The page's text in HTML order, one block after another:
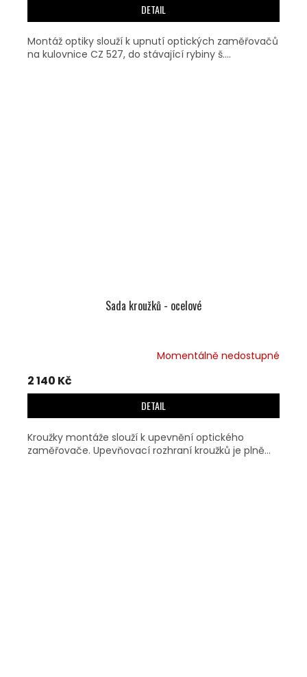
DETAIL
Montáž optiky slouží k upnutí optických zaměřovačů
na kulovnice CZ 527, do stávající rybiny š....
Sada kroužků - ocelové
Momentálně nedostupné
2 140 Kč
DETAIL
Kroužky montáže slouží k upevnění optického
zaměřovače. Upevňovací rozhraní kroužků je plně...